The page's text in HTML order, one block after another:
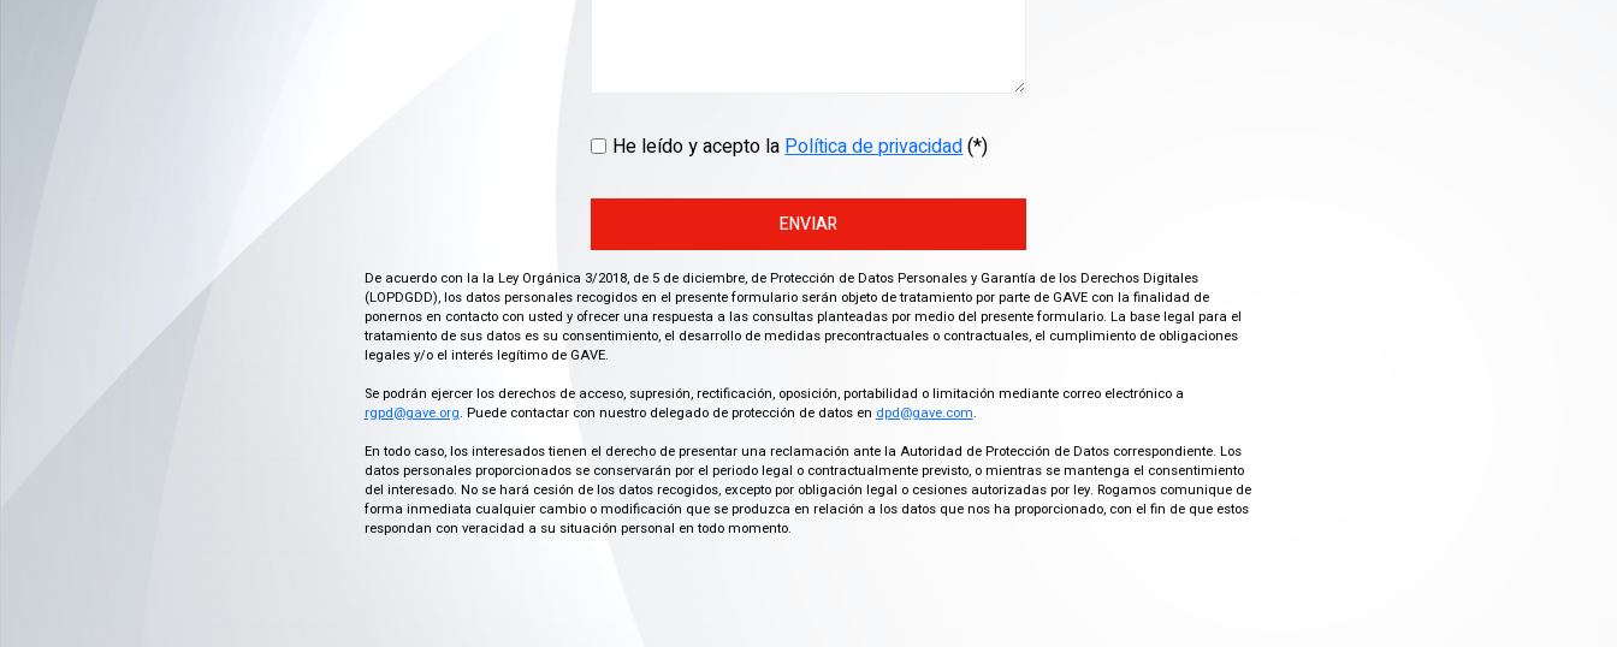
He leído y acepto laPolítica de privacidad(*)
ENVIAR
De acuerdo con la la Ley Orgánica 3/2018, de 5 de diciembre, de Protección de Datos Personales y Garantía de los Derechos Digitales
(LOPDGDD), los datos personales recogidos en el presente formulario serán objeto de tratamiento por parte de GAVE con la finalidad de
ponernos en contacto con usted y ofrecer una respuesta a las consultas planteadas por medio del presente formulario. La base legal para el
tratamiento de sus datos es su consentimiento, el desarrollo de medidas precontractuales o contractuales, el cumplimiento de obligaciones
legales y/o el interés legítimo de GAVE.
Se podrán ejercer los derechos de acceso, supresión, rectificación, oposición, portabilidad o limitación mediante correo electrónico a
rgpd@gave.org. Puede contactar con nuestro delegado de protección de datos en dpd@gave.com.
En todo caso, los interesados tienen el derecho de presentar una reclamación ante la Autoridad de Protección de Datos correspondiente. Los
datos personales proporcionados se conservarán por el periodo legal o contractualmente previsto, o mientras se mantenga el consentimiento
del interesado. No se hará cesión de los datos recogidos, excepto por obligación legal o cesiones autorizadas por ley. Rogamos comunique de
forma inmediata cualquier cambio o modificación que se produzca en relación a los datos que nos ha proporcionado, con el fin de que estos
respondan con veracidad a su situación personal en todo momento.